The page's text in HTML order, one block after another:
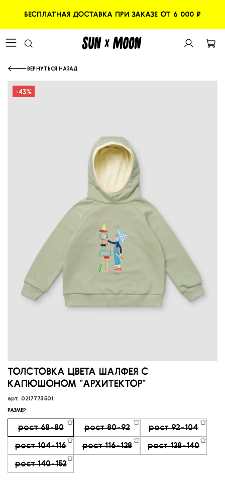
БЕСПЛАТНАЯ ДОСТАВКА ПРИ ЗАКАЗЕ ОТ 6 000 ₽
ВЕРНУТЬСЯ НАЗАД
-43%
арт. 0217773501
ТОЛСТОВКА ЦВЕТА ШАЛФЕЯ С
КАПЮШОНОМ "АРХИТЕКТОР"
РАЗМЕР
рост 68-80 рост 80-92 рост 92-104
рост 104-116 рост 116-128 рост 128-140
рост 140-152